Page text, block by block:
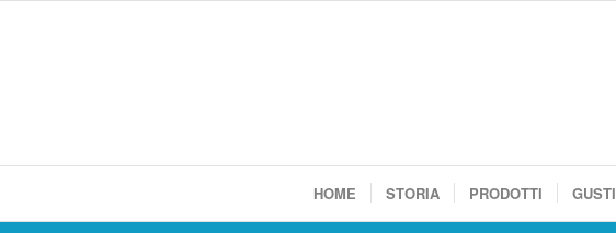
HOME STORIA PRODOTTI GUSTI